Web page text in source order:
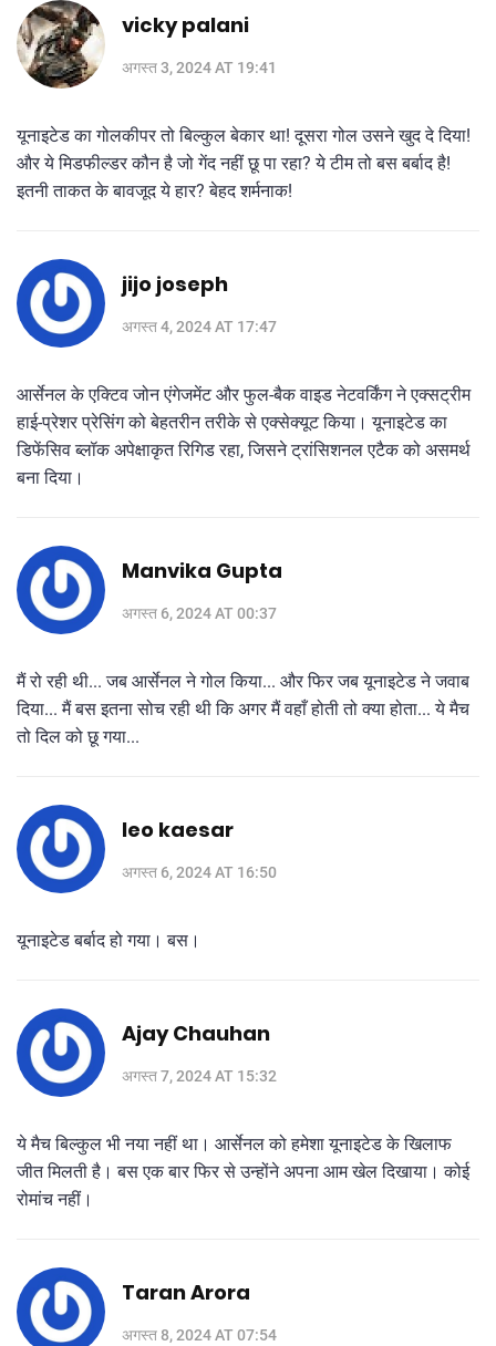
vicky palani
अगस्त 3, 2024 AT 19:41
यूनाइटेड का गोलकीपर तो बिल्कुल बेकार था! दूसरा गोल उसने खुद दे दिया!
और ये मिडफील्डर कौन है जो गेंद नहीं छू पा रहा? ये टीम तो बस बर्बाद है!
इतनी ताकत के बावजूद ये हार? बेहद शर्मनाक!
jijo joseph
अगस्त 4, 2024 AT 17:47
आर्सेनल के एक्टिव जोन एंगेजमेंट और फुल-बैक वाइड नेटवर्किंग ने एक्सट्रीम
हाई-प्रेशर प्रेसिंग को बेहतरीन तरीके से एक्सेक्यूट किया। यूनाइटेड का
डिफेंसिव ब्लॉक अपेक्षाकृत रिगिड रहा, जिसने ट्रांसिशनल एटैक को असमर्थ
बना दिया।
Manvika Gupta
अगस्त 6, 2024 AT 00:37
मैं रो रही थी... जब आर्सेनल ने गोल किया... और फिर जब यूनाइटेड ने जवाब
दिया... मैं बस इतना सोच रही थी कि अगर मैं वहाँ होती तो क्या होता... ये मैच
तो दिल को छू गया...
leo kaesar
अगस्त 6, 2024 AT 16:50
यूनाइटेड बर्बाद हो गया। बस।
Ajay Chauhan
अगस्त 7, 2024 AT 15:32
ये मैच बिल्कुल भी नया नहीं था। आर्सेनल को हमेशा यूनाइटेड के खिलाफ
जीत मिलती है। बस एक बार फिर से उन्होंने अपना आम खेल दिखाया। कोई
रोमांच नहीं।
Taran Arora
अगस्त 8, 2024 AT 07:54